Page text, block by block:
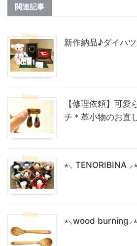
関連記事
新作納品♪ダイハ
【修理依頼】可愛
チ＊革小物のお直
⋆⸜ TENORIBINA
⋆⸜wood burning⸝⋆